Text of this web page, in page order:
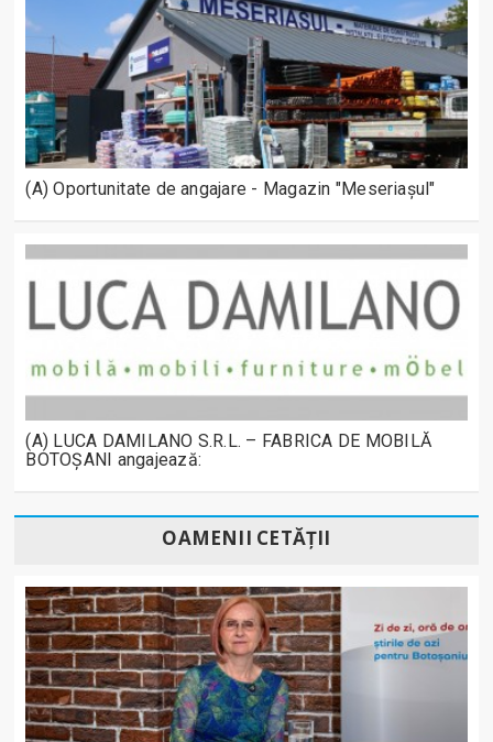
(A) Oportunitate de angajare - Magazin "Meseriașul"
(A) LUCA DAMILANO S.R.L. – FABRICA DE MOBILĂ
BOTOȘANI angajează:
OAMENII CETĂȚII